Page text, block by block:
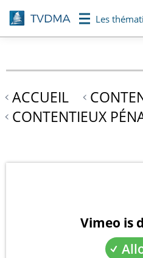
Aller
au
contenu
Les
ACCUEIL
CONTENTIEUX
Vimeo is